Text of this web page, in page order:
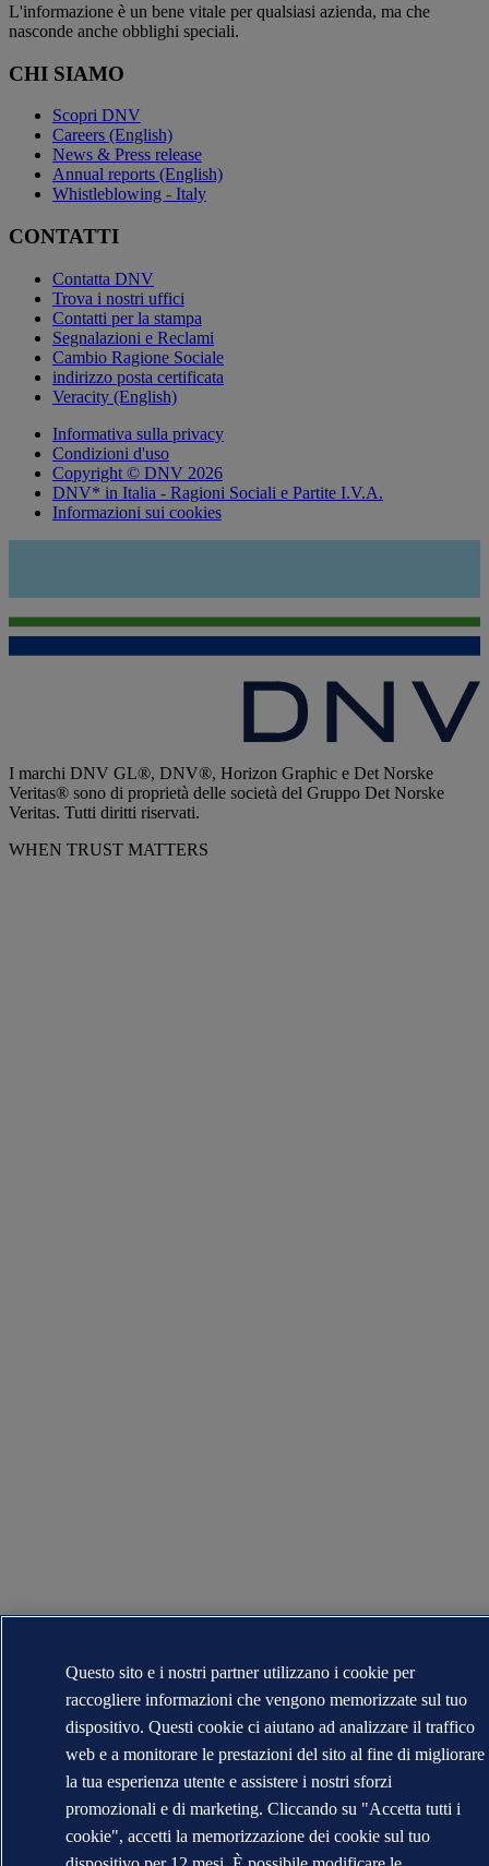
L'informazione è un bene vitale per qualsiasi azienda, ma che
nasconde anche obblighi speciali.
CHI SIAMO
Scopri DNV
Careers (English)
News & Press release
Annual reports (English)
Whistleblowing - Italy
CONTATTI
Contatta DNV
Trova i nostri uffici
Contatti per la stampa
Segnalazioni e Reclami
Cambio Ragione Sociale
indirizzo posta certificata
Veracity (English)
Informativa sulla privacy
Condizioni d'uso
Copyright © DNV 2026
DNV* in Italia - Ragioni Sociali e Partite I.V.A.
Informazioni sui cookies
I marchi DNV GL®, DNV®, Horizon Graphic e Det Norske
Veritas® sono di proprietà delle società del Gruppo Det Norske
Veritas. Tutti diritti riservati.
WHEN TRUST MATTERS
Questo sito e i nostri partner utilizzano i cookie per
raccogliere informazioni che vengono memorizzate sul tuo
dispositivo. Questi cookie ci aiutano ad analizzare il traffico
web e a monitorare le prestazioni del sito al fine di migliorare
la tua esperienza utente e assistere i nostri sforzi
promozionali e di marketing. Cliccando su "Accetta tutti i
cookie", accetti la memorizzazione dei cookie sul tuo